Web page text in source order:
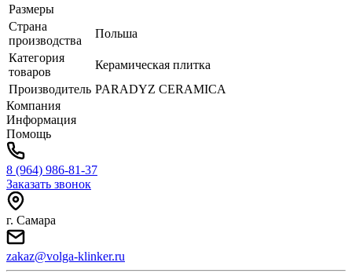
Размеры
Страна
производства
Польша
Категория
товаров
Керамическая плитка
Производитель PARADYZ CERAMICA
Компания
Информация
Помощь
8 (964) 986-81-37
Заказать звонок
г. Самара
zakaz@volga-klinker.ru